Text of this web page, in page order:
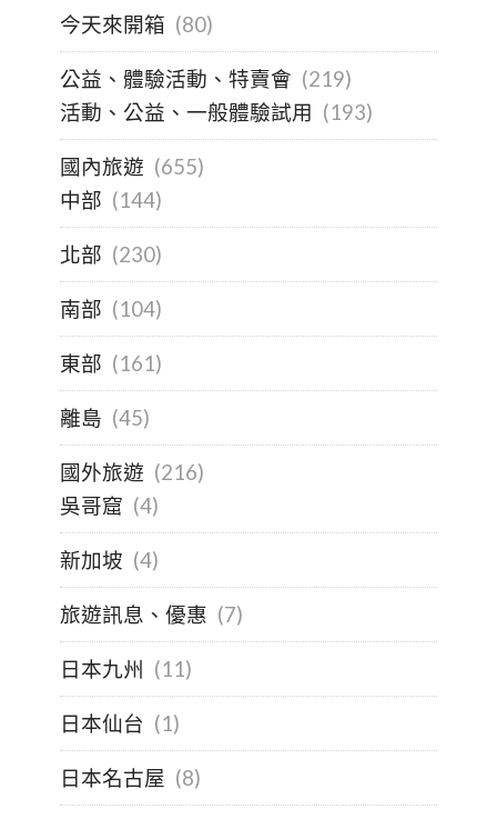
今天來開箱 (80)
公益、體驗活動、特賣會 (219)
活動、公益、一般體驗試用 (193)
國內旅遊 (655)
中部 (144)
北部 (230)
南部 (104)
東部 (161)
離島 (45)
國外旅遊 (216)
吳哥窟 (4)
新加坡 (4)
旅遊訊息、優惠 (7)
日本九州 (11)
日本仙台 (1)
日本名古屋 (8)